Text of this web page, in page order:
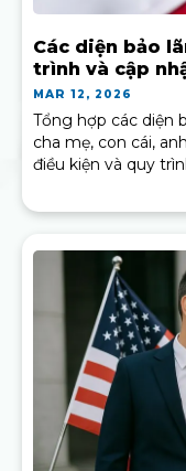
Các diện bảo
trình và cập
MAR 12, 2026
Tổng hợp các diện
cha mẹ, con cái,
điều kiện và quy